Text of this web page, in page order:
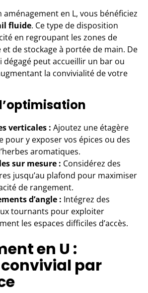
en L, vous bénéficiez
fluide. Ce type de disposition
en regroupant les zones de
et de stockage à portée de main. De
dégagé peut accueillir un bar ou
la convivialité de votre
verticales : Ajoutez une étagère
pour y exposer vos épices ou des
aromatiques.
sur mesure : Considérez des
jusqu’au plafond pour maximiser
de rangement.
d’angle : Intégrez des
tournants pour exploiter
les espaces difficiles d’accès.
en U :
convivial par